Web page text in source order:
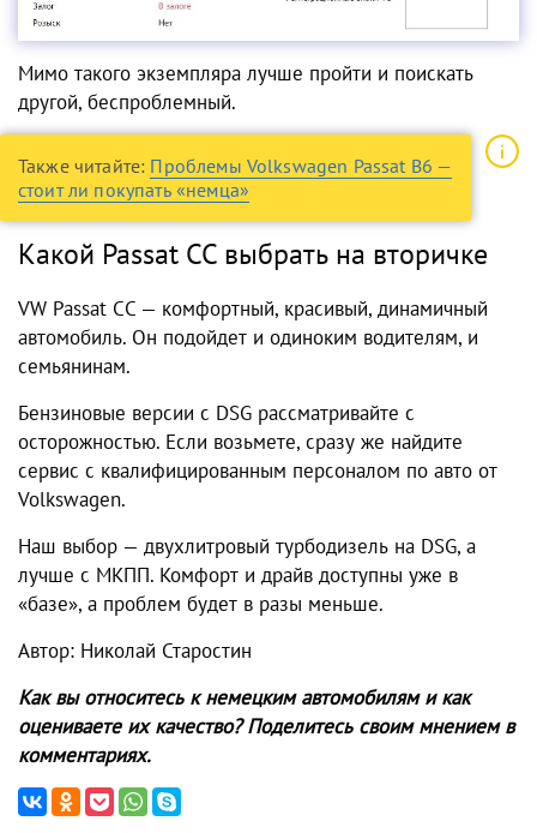
Мимо такого экземпляра лучше пройти и поискать
другой, беспроблемный.
Также читайте: Проблемы Volkswagen Passat B6 —
стоит ли покупать «немца»
Какой Passat CC выбрать на вторичке
VW Passat CC — комфортный, красивый, динамичный
автомобиль. Он подойдет и одиноким водителям, и
семьянинам.
Бензиновые версии с DSG рассматривайте с
осторожностью. Если возьмете, сразу же найдите
сервис с квалифицированным персоналом по авто от
Volkswagen.
Наш выбор — двухлитровый турбодизель на DSG, а
лучше с МКПП. Комфорт и драйв доступны уже в
«базе», а проблем будет в разы меньше.
Автор: Николай Старостин
Как вы относитесь к немецким автомобилям и как
оцениваете их качество? Поделитесь своим мнением в
комментариях.